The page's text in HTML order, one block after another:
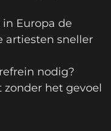
Europa de
artiesten sneller
nodig?
zonder het gevoel